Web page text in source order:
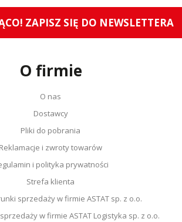
ZAPISZ SIĘ DO NEWSLETTERA
O firmie
O nas
Dostawcy
Pliki do pobrania
Reklamacje i zwroty towarów
i polityka prywatności
Strefa klienta
sprzedaży w firmie ASTAT sp. z o.o.
w firmie ASTAT Logistyka sp. z o.o.